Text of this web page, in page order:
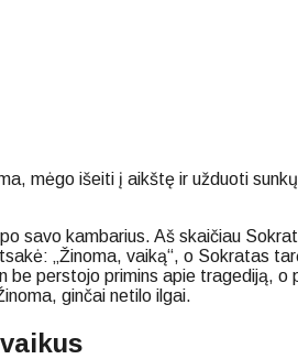
mėgo išeiti į aikštę ir užduoti
savo kambarius. Aš skaičiau
„Žinoma, vaiką“, o Sokratas
be perstojo primins apie tragediją,
ginčai netilo ilgai.